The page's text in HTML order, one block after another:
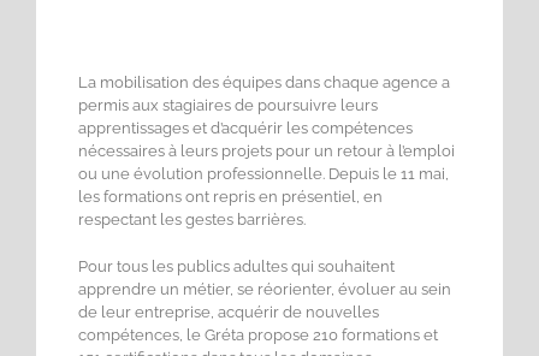
La mobilisation des équipes dans chaque agence a
permis aux stagiaires de poursuivre leurs
apprentissages et d’acquérir les compétences
nécessaires à leurs projets pour un retour à l’emploi
ou une évolution professionnelle. Depuis le 11 mai,
les formations ont repris en présentiel, en
respectant les gestes barrières.
Pour tous les publics adultes qui souhaitent
apprendre un métier, se réorienter, évoluer au sein
de leur entreprise, acquérir de nouvelles
compétences, le Gréta propose 210 formations et